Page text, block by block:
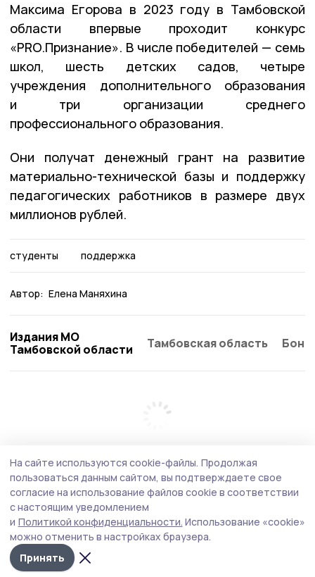
Максима Егорова в 2023 году в Тамбовской
области впервые проходит конкурс
«PRO.Признание». В числе победителей — семь
школ, шесть детских садов, четыре
учреждения дополнительного образования
и три организации среднего
профессионального образования.
Они получат денежный грант на развитие
материально-технической базы и поддержку
педагогических работников в размере двух
миллионов рублей.
студенты поддержка
Автор: Елена Маняхина
Издания МО
Тамбовской области
Тамбовская область
На сайте используются cookie-файлы. Продолжая
пользоваться данным сайтом, вы подтверждаете свое
согласие на использование файлов cookie в соответствии
с настоящим уведомлением
и Политикой конфиденциальности. Использование «cookie»
можно отменить в настройках браузера.
Принять